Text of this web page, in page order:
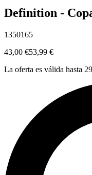
Definition -
1350165
43,00 €53,99 €
La oferta es válida hasta